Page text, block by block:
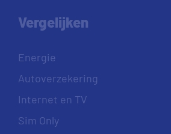
Vergelijken
Energie
Autoverzekering
Internet en TV
Sim Only